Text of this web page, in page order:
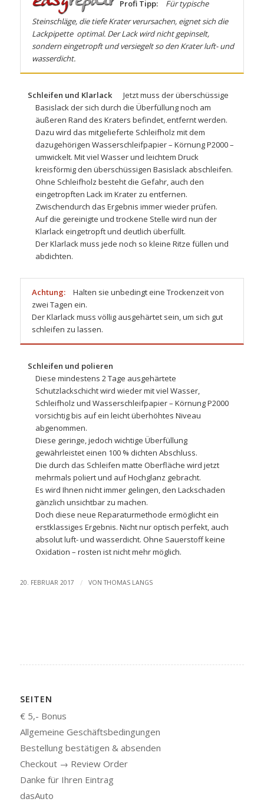
Profi Tipp:
Für typische
Steinschläge, die tiefe Krater verursachen, eignet sich die
Lackpipetteoptimal. Der Lack wird nicht gepinselt,
sondern eingetropft und versiegelt so den Krater luft- und
wasserdicht.
Schleifen und Klarlack
Jetzt muss der überschüssige
Basislack der sich durch die Überfüllung noch am
äußeren Rand des Kraters befindet, entfernt werden.
Dazu wird das mitgelieferte Schleifholz mit dem
dazugehörigen Wasserschleifpapier – Körnung P2000 –
umwickelt. Mit viel Wasser und leichtem Druck
kreisförmig den überschüssigen Basislack abschleifen.
Ohne Schleifholz besteht die Gefahr, auch den
eingetropften Lack im Krater zu entfernen.
Zwischendurch das Ergebnis immer wieder prüfen.
Auf die gereinigte und trockene Stelle wird nun der
Klarlack eingetropft und deutlich überfüllt.
Der Klarlack muss jede noch so kleine Ritze füllen und
abdichten.
Achtung:
Halten sie unbedingt eine Trockenzeit von
zwei Tagen ein.
Der Klarlack muss völlig ausgehärtet sein, um sich gut
schleifen zu lassen.
Schleifen und polieren
Diese mindestens 2 Tage ausgehärtete
Schutzlackschicht wird wieder mit viel Wasser,
Schleifholz und Wasserschleifpapier – Körnung P2000
vorsichtig bis auf ein leicht überhöhtes Niveau
abgenommen.
Diese geringe, jedoch wichtige Überfüllung
gewährleistet einen 100 % dichten Abschluss.
Die durch das Schleifen matte Oberfläche wird jetzt
mehrmals poliertund auf Hochglanz gebracht.
Es wird Ihnen nicht immer gelingen, den Lackschaden
gänzlich unsichtbar zu machen.
Doch diese neue Reparaturmethode ermöglicht ein
erstklassiges Ergebnis. Nicht nur optisch perfekt, auch
absolut luft- und wasserdicht. Ohne Sauerstoff keine
Oxidation – rosten ist nicht mehr möglich.
20. FEBRUAR 2017 / VONTHOMAS LANGS
SEITEN
€ 5,- Bonus
Allgemeine Geschäftsbedingungen
Bestellung bestätigen & absenden
Checkout → Review Order
Danke für Ihren Eintrag
dasAuto